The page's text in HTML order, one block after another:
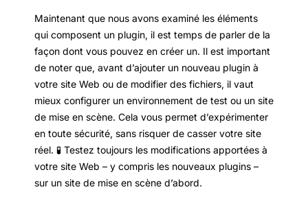
Maintenant que nous avons examiné les éléments
qui composent un plugin, il est temps de parler de la
façon dont vous pouvez en créer un. Il est important
de noter que, avant d’ajouter un nouveau plugin à
votre site Web ou de modifier des fichiers, il vaut
mieux configurer un environnement de test ou un site
de mise en scène. Cela vous permet d’expérimenter
en toute sécurité, sans risquer de casser votre site
réel. 🧪 Testez toujours les modifications apportées à
votre site Web – y compris les nouveaux plugins –
sur un site de mise en scène d’abord.